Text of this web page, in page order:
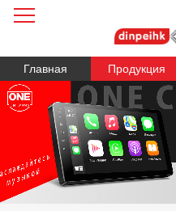
Главная Продукция